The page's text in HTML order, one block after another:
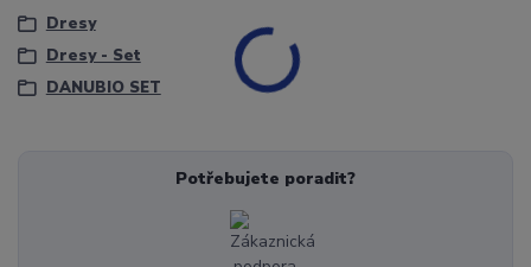
Dresy
Dresy - Set
DANUBIO SET
Potřebujete poradit?